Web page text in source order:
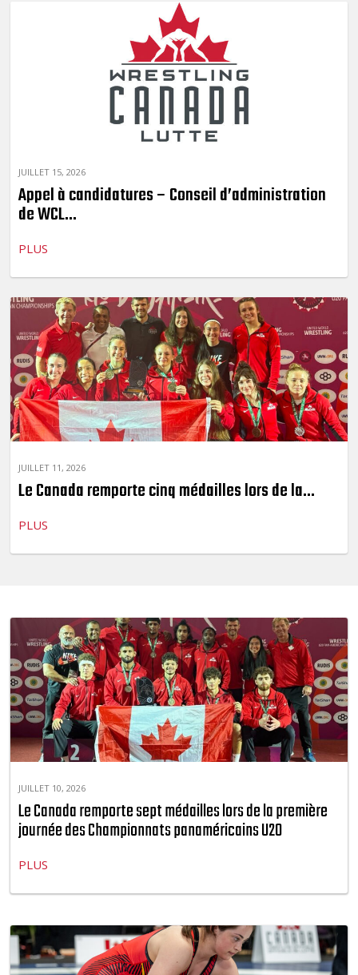
JUILLET 15, 2026
Appel à candidatures – Conseil d’administration
de WCL...
PLUS
JUILLET 11, 2026
Le Canada remporte cinq médailles lors de la...
PLUS
JUILLET 10, 2026
Le Canada remporte sept médailles lors de la première
journée des Championnats panaméricains U20
PLUS